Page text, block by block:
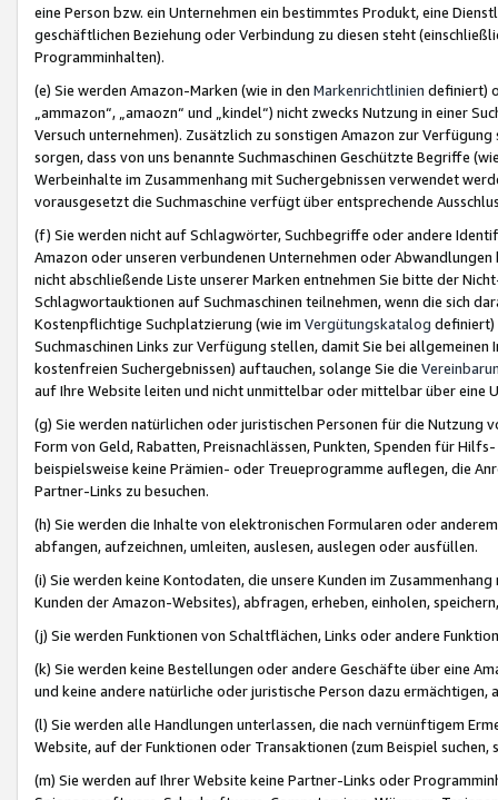
eine Person bzw. ein Unternehmen ein bestimmtes Produkt, eine
geschäftlichen Beziehung oder Verbindung zu diesen steht
Programminhalten).
(e) Sie werden Amazon-Marken (wie in den Markenrichtlinien definiert)
„ammazon“, „amaozn“ und „kindel“) nicht zwecks Nutzung in einer
Versuch unternehmen). Zusätzlich zu sonstigen Amazon zur
sorgen, dass von uns benannte Suchmaschinen Geschützte Begriffe
Werbeinhalte im Zusammenhang mit Suchergebnissen verwendet
vorausgesetzt die Suchmaschine verfügt über entsprechende
(f) Sie werden nicht auf Schlagwörter, Suchbegriffe oder andere
Amazon oder unseren verbundenen Unternehmen oder
nicht abschließende Liste unserer Marken entnehmen Sie bitte der
Schlagwortauktionen auf Suchmaschinen teilnehmen, wenn die sich
Kostenpflichtige Suchplatzierung (wie im Vergütungskatalog definiert)
Suchmaschinen Links zur Verfügung stellen, damit Sie bei
kostenfreien Suchergebnissen) auftauchen, solange Sie die
auf Ihre Website leiten und nicht unmittelbar oder mittelbar über eine
(g) Sie werden natürlichen oder juristischen Personen für die Nutzung
Form von Geld, Rabatten, Preisnachlässen, Punkten, Spenden für
beispielsweise keine Prämien- oder Treueprogramme auflegen, die
Partner-Links zu besuchen.
(h) Sie werden die Inhalte von elektronischen Formularen oder
abfangen, aufzeichnen, umleiten, auslesen, auslegen oder ausfüllen.
(i) Sie werden keine Kontodaten, die unsere Kunden im
Kunden der Amazon-Websites), abfragen, erheben, einholen,
(j) Sie werden Funktionen von Schaltflächen, Links oder andere
(k) Sie werden keine Bestellungen oder andere Geschäfte über eine
und keine andere natürliche oder juristische Person dazu
(l) Sie werden alle Handlungen unterlassen, die nach vernünftigem
Website, auf der Funktionen oder Transaktionen (zum Beispiel
(m) Sie werden auf Ihrer Website keine Partner-Links oder